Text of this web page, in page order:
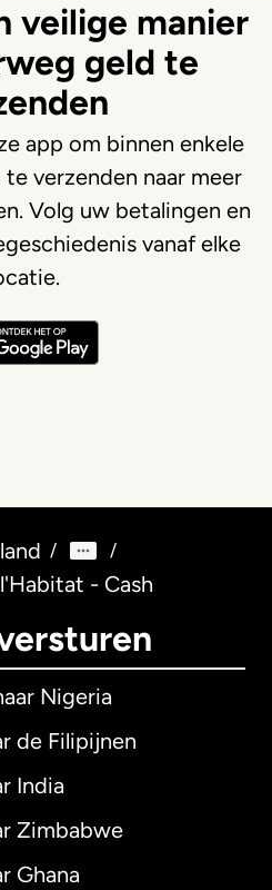
veilige manier
geld te
app om binnen enkele
verzenden naar meer
Volg uw betalingen en
vanaf elke
/ /
- Cash
Nigeria
de Filipijnen
India
Zimbabwe
Ghana